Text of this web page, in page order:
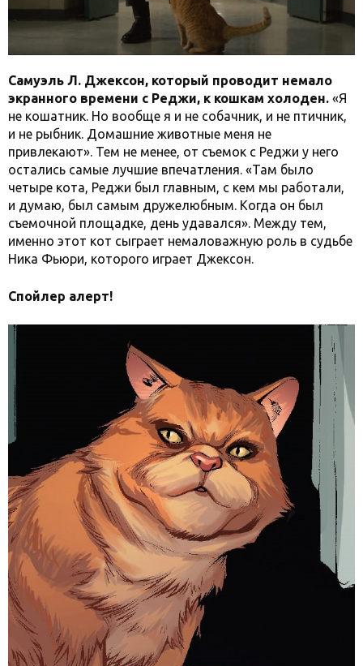
Самуэль Л. Джексон, который проводит немало
экранного времени с Реджи, к кошкам холоден. «Я
не кошатник. Но вообще я и не собачник, и не птичник,
и не рыбник. Домашние животные меня не
привлекают». Тем не менее, от съемок с Реджи у него
остались самые лучшие впечатления. «Там было
четыре кота, Реджи был главным, с кем мы работали,
и думаю, был самым дружелюбным. Когда он был
съемочной площадке, день удавался». Между тем,
именно этот кот сыграет немаловажную роль в судьбе
Ника Фьюри, которого играет Джексон.
Спойлер алерт!